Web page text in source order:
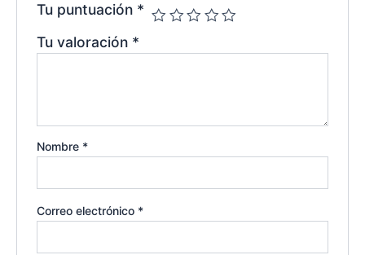
Tu puntuación *
Tu valoración *
Nombre *
Correo electrónico *